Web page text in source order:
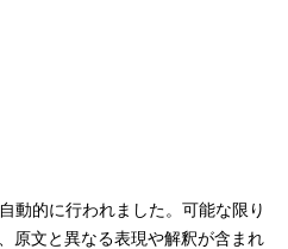
動的に行われました。可能な限り
原文と異なる表現や解釈が含まれ